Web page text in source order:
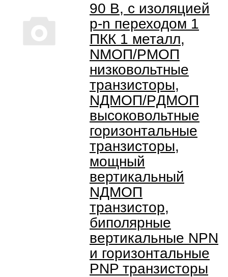
90 В, с изоляцией
p-n переходом 1
ПКК 1 металл,
NMOП/PMOП
низковольтные
транзисторы,
NДMOП/PДMOП
высоковольтные
горизонтальные
транзисторы,
мощный
вертикальный
NДMOП
транзистор,
биполярные
вертикальные NPN
и горизонтальные
PNP транзисторы